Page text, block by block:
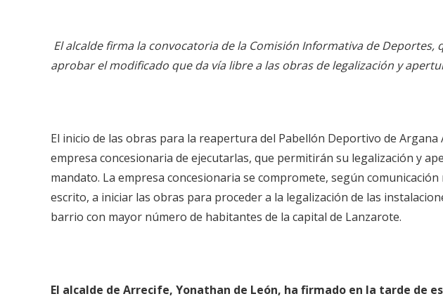
El alcalde firma la convocatoria de la Comisión Informativa de Deportes,
aprobar el modificado que da vía libre a las obras de legalización y
El inicio de las obras para la reapertura del Pabellón Deportivo de
empresa concesionaria de ejecutarlas, que permitirán su legalización y
mandato. La empresa concesionaria se compromete, según
escrito, a iniciar las obras para proceder a la legalización de las
barrio con mayor número de habitantes de la capital de Lanzarote.
El alcalde de Arrecife, Yonathan de León, ha firmado en la tarde de